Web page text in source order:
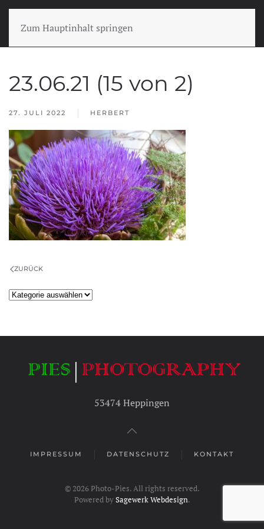
Zum Hauptinhalt springen
23.06.21 (15 von 2)
27. JULI 2022 HERBERT
ZURÜCK
Kategorien
53474 Heppingen
IMPRESSUM DATENSCHUTZ KONTAKT
© 2026Photo-Pies. All rights reserved.
Powered bySagewerk Webdesign.